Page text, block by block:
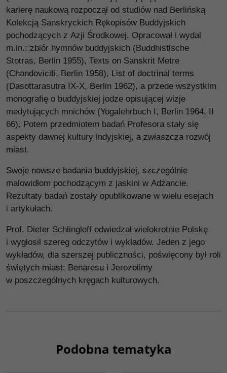
karierę naukową rozpoczął od studiów nad Berlińską
Kolekcją Sanskryckich Rękopisów Buddyjskich
pochodzących z Azji Środkowej. Opracował i wydal
m.in.: zbiór hymnów buddyjskich (Buddhistische
Stotras, Berlin 1955), Texts on Sanskrit Metre
(Chandoviciti, Berlin 1958), List of doctrinal terms
(Dasottarasutra IX-X, Berlin 1962), a przede wszystkim
monografię o buddyjskiej jodze opisującej wizje
medytujących mnichów (Yogalehrbuch I, Berlin 1964, II
66). Potem przedmiotem badań Profesora stały się
aspekty dawnej kultury indyjskiej, a zwłaszcza rozwój
miast.
Swoje nowsze badania buddyjskiej, szczególnie
malowidłom pochodzącym z jaskini w Adżancie.
Rezultaty badań zostały opublikowane w wielu esejach
i artykułach.
Prof. Dieter Schlingloff odwiedzał wielokrotnie Polskę
i wygłosił szereg odczytów i wykładów. Jeden z jego
wykładów, dla szerszej publiczności, poświęcony był roli
świętych miast: Benaresu i Jerozolimy
w poszczególnych kręgach kulturowych.
Podobna tematyka